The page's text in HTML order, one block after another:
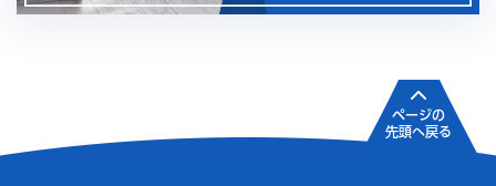
ページの
先頭へ戻る